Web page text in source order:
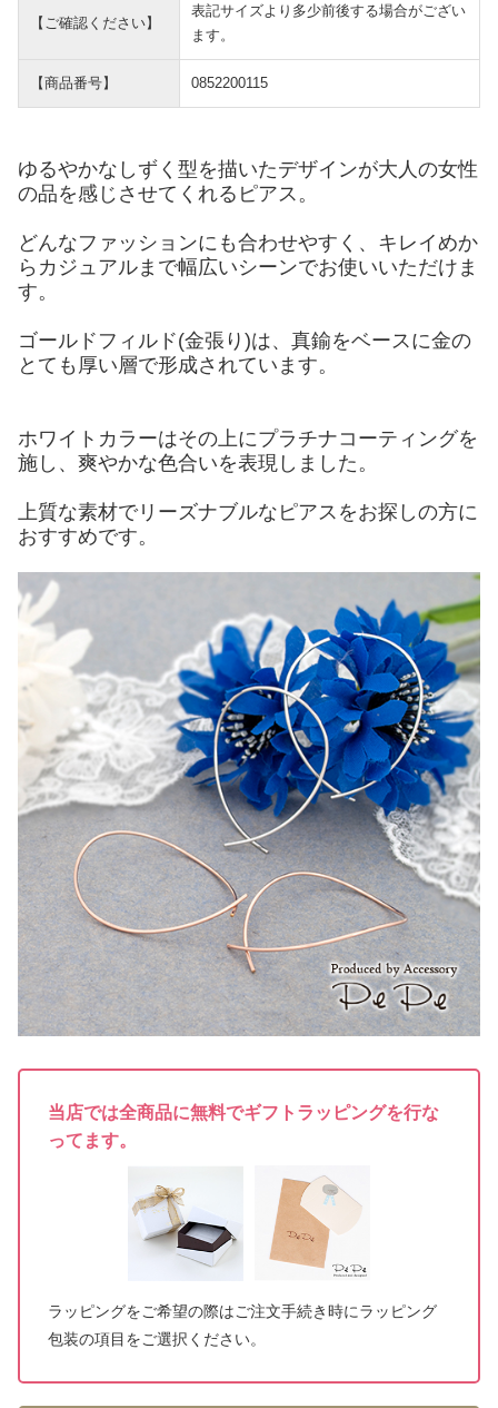
【ご確認ください】
表記サイズより多少前後する場合がござい
ます。
【商品番号】 0852200115
ゆるやかなしずく型を描いたデザインが大人の女性
の品を感じさせてくれるピアス。
どんなファッションにも合わせやすく、キレイめか
らカジュアルまで幅広いシーンでお使いいただけま
す。
ゴールドフィルド(金張り)は、真鍮をベースに金の
とても厚い層で形成されています。
ホワイトカラーはその上にプラチナコーティングを
施し、爽やかな色合いを表現しました。
上質な素材でリーズナブルなピアスをお探しの方に
おすすめです。
当店では全商品に無料でギフトラッピングを行な
ってます。
ラッピングをご希望の際はご注文手続き時にラッピング
包装の項目をご選択ください。